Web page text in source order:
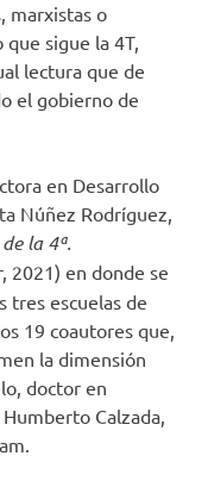
marxistas o
sigue la 4T,
lectura que de
el gobierno de
en Desarrollo
Núñez Rodríguez,
la 4ª.
2021) en donde se
tres escuelas de
19 coautores que,
la dimensión
doctor en
Calzada,